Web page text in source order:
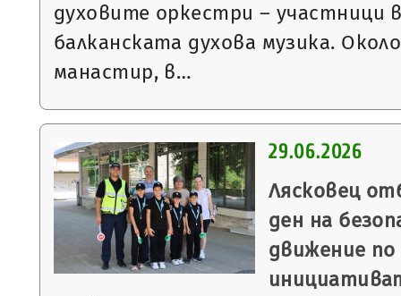
духовите оркестри – участници
балканската духова музика.
манастир, в…
29.06.2026
Лясковец
ден на
движение